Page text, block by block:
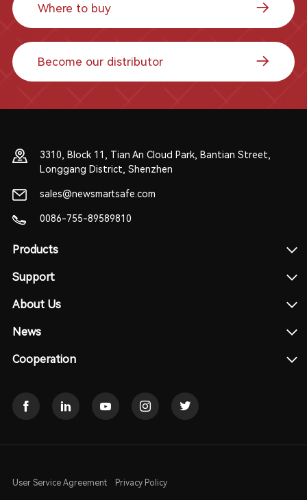
Where to buy
Become our distributor
3310, Block 11, Tian An Cloud Park, Bantian Street,
Longgang District, Shenzhen
sales@newsmartsafe.com
0086-755-89589810
Products
Support
About Us
News
Cooperation
User Service Agreement Privacy Policy